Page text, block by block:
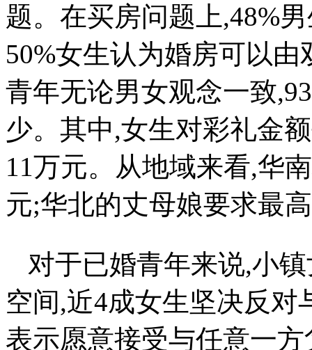
题。在买房问题上,48%
50%女生认为婚房可以
青年无论男女观念一致
少。其中,女生对彩礼金
11万元。从地域来看,华
元;华北的丈母娘要求最
对于已婚青年来说,小
空间,近4成女生坚决反对
表示愿意接受与任意一